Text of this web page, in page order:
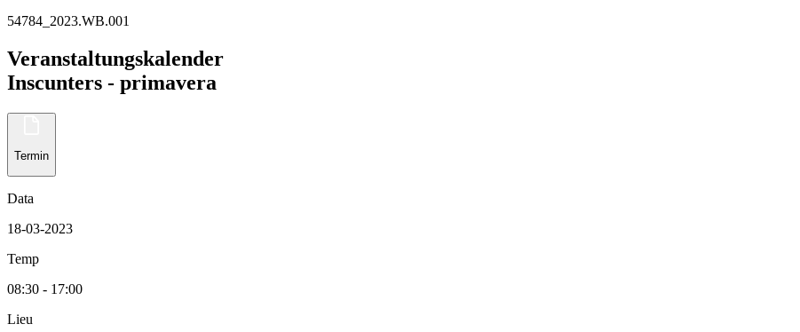
54784_2023.WB.001
Veranstaltungskalender
Inscunters - primavera
Termin
Data
18-03-2023
Temp
08:30 - 17:00
Lieu